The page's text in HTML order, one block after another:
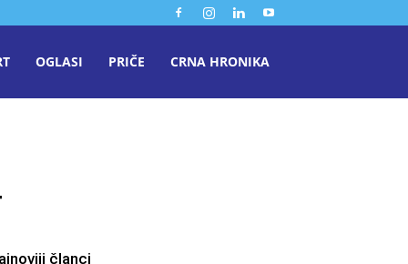
OGLASI PRIČE CRNA HRONIKA
članci